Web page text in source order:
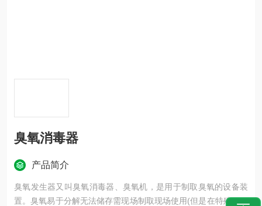
臭氧消毒器
产品简介
臭氧发生器又叫臭氧消毒器、臭氧机，是用于制取臭氧的设备装
置。臭氧易于分解无法储存需现场制取现场使用(但是在特殊的情